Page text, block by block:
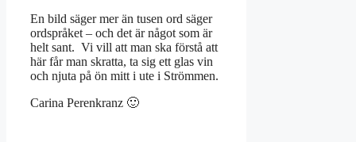
En bild säger mer än tusen ord säger
ordspråket – och det är något som är
helt sant. Vi vill att man ska förstå att
här får man skratta, ta sig ett glas vin
och njuta på ön mitt i ute i Strömmen.
Carina Perenkranz 🙂